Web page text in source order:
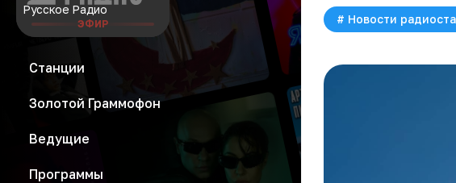
Русское Радио
ЭФИР
Станции
Золотой Граммофон
Ведущие
Программы
# Новости